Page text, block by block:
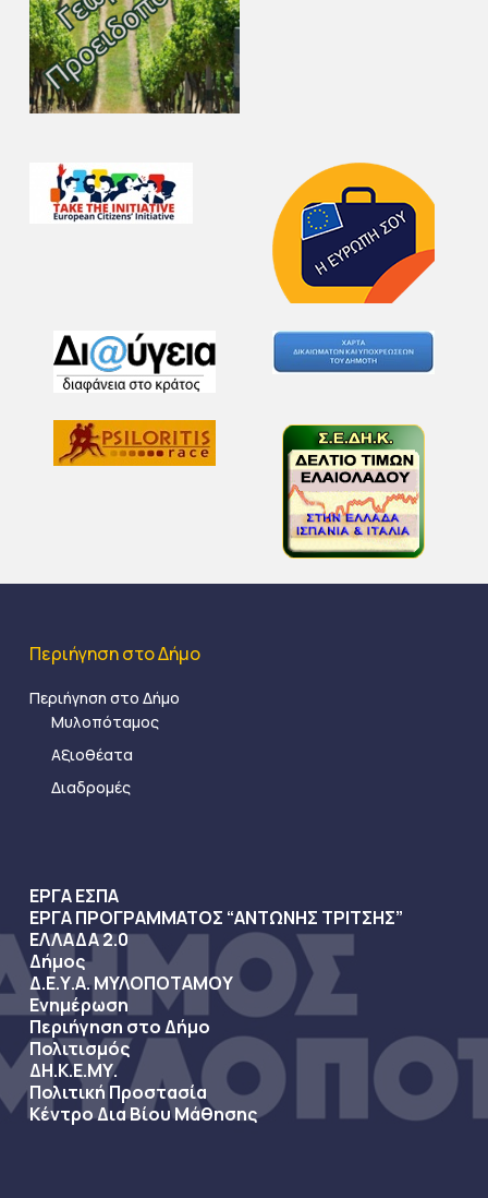
Περιήγηση στο Δήμο
Περιήγηση στο Δήμο
Μυλοπόταμος
Αξιοθέατα
Διαδρομές
ΕΡΓΑ ΕΣΠΑ
ΕΡΓΑ ΠΡΟΓΡΑΜΜΑΤΟΣ “ΑΝΤΩΝΗΣ ΤΡΙΤΣΗΣ”
ΕΛΛΑΔΑ 2.0
Δήμος
Δ.Ε.Υ.Α. ΜΥΛΟΠΟΤΑΜΟΥ
Ενημέρωση
Περιήγηση στο Δήμο
Πολιτισμός
ΔΗ.Κ.Ε.ΜΥ.
Πολιτική Προστασία
Κέντρο Δια Βίου Μάθησης